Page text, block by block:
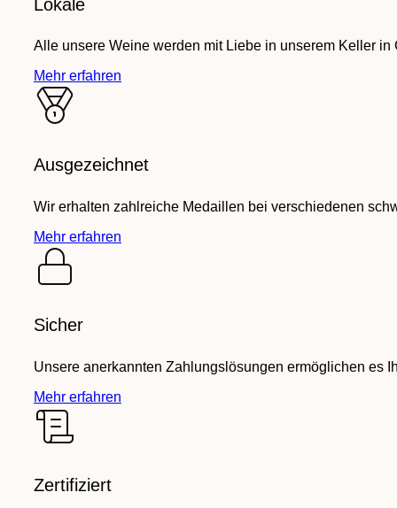
Lokale
Alle unsere Weine werden mit Liebe in unserem Keller
Mehr erfahren
Ausgezeichnet
Wir erhalten zahlreiche Medaillen bei verschiedenen
Mehr erfahren
Sicher
Unsere anerkannten Zahlungslösungen ermöglichen es
Mehr erfahren
Zertifiziert